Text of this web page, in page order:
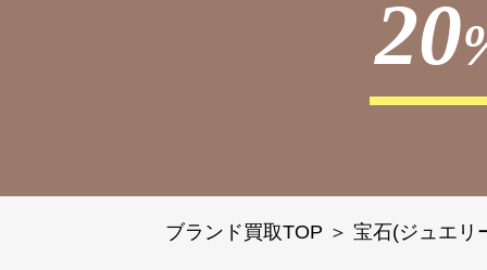
20
ブランド買取TOP ＞ 宝石(ジュエリ